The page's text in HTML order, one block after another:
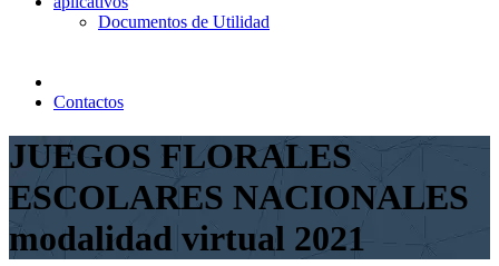
Documentos de Utilidad
Contactos
JUEGOS FLORALES
ESCOLARES NACIONALES
modalidad virtual 2021